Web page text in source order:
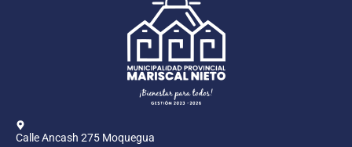
Calle Ancash 275 Moquegua